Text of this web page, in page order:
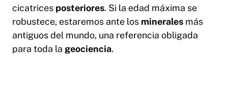
cicatrices posteriores. Si la edad máxima se
robustece, estaremos ante los minerales más
antiguos del mundo, una referencia obligada
para toda la geociencia.